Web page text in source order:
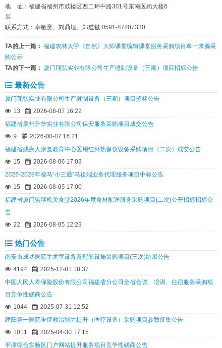
地 址：福建省福州市鼓楼区西二环中路301号东南医药大楼6
层
联系方式：卓敏灵、刘鼎埕、郑道铖 0591-87807330
TA的上一篇： 福建农林大学《自然》大师课堂编辑课堂服务采购项目单一来源采
购公示
TA的下一篇： 厦门翔弘实业有限公司生产缝制设备（三期）项目招标公告
最新公告
厦门翔弘实业有限公司生产缝制设备（三期）项目招标公告
13
2026-08-07 16:22
福建省泉州升华实业有限公司保安服务采购项目成交公告
9
2026-08-07 16:21
福建省残疾人康复教育中心医用红外热像仪设备采购项目（二次）成交公告
15
2026-08-06 17:03
2026-2028年福马“小三通”马祖端业务代理服务项目中标公告
15
2026-08-05 17:00
福建省厦门监狱机关食堂2026年度食材配送服务采购项目(二次)公开招标招标公
告
22
2026-08-05 12:23
热门公告
南安市成功医院手术室设备及配套设施采购项目(三次)结果公告
4194
2025-12-01 18:37
中国人民人寿保险股份有限公司福建省分公司全省会议、培训、住宿服务采购项
目竞争性磋商公告
1044
2025-07-31 12:52
建阳第一医院重症救治能力提升（医疗设备）采购项目参数征集公告
1011
2025-04-30 17:15
平潭综合实验区门户网站提升服务项目竞争性磋商公告